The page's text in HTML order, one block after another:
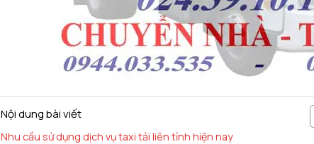
Nội dung bài viết
Nhu cầu sử dụng dịch vụ taxi tải liên tỉnh hiện nay